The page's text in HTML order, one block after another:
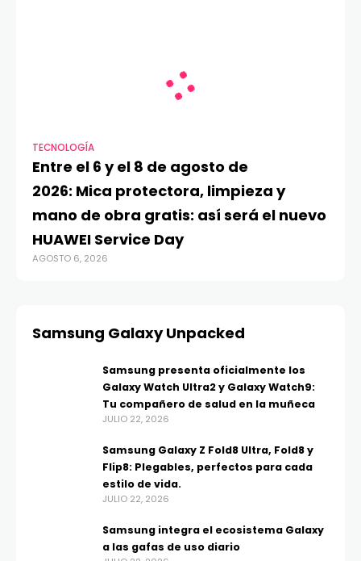
TECNOLOGÍA
Entre el 6 y el 8 de agosto de
2026: Mica protectora, limpieza y
mano de obra gratis: así será el nuevo
HUAWEI Service Day
AGOSTO 6, 2026
Samsung Galaxy Unpacked
Samsung presenta oficialmente los
Galaxy Watch Ultra2 y Galaxy Watch9:
Tu compañero de salud en la muñeca
JULIO 22, 2026
Samsung Galaxy Z Fold8 Ultra, Fold8 y
Flip8: Plegables, perfectos para cada
estilo de vida.
JULIO 22, 2026
Samsung integra el ecosistema Galaxy
a las gafas de uso diario